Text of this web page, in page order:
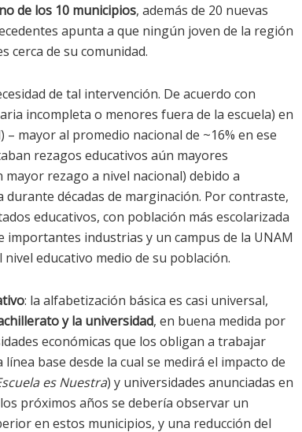
de los 10 municipios, además de 20 nuevas
apunta a que ningún joven de la región
cerca de su comunidad.
de tal intervención. De acuerdo con
incompleta o menores fuera de la escuela) en
mayor al promedio nacional de ~16% en ese
rezagos educativos aún mayores
rezago a nivel nacional) debido a
décadas de marginación. Por contraste,
educativos, con población más escolarizada
industrias y un campus de la UNAM
nivel educativo medio de su población.
: la alfabetización básica es casi universal,
y la universidad, en buena medida por
económicas que los obligan a trabajar
base desde la cual se medirá el impacto de
es Nuestra) y universidades anunciadas en
próximos años se debería observar un
en estos municipios, y una reducción del